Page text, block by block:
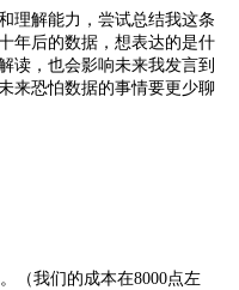
理解能力，尝试总结我这条
年后的数据，想表达的是什
读，也会影响未来我发言到
来恐怕数据的事情要更少聊
（我们的成本在8000点左